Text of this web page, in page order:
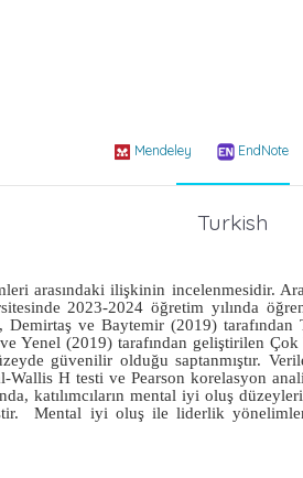
Mendeley EndNote
Turkish
arasındaki ilişkinin incelenmesidir.
2023-2024 öğretim yılında
Demirtaş ve Baytemir (2019)
Yenel (2019) tarafından geliştirilen
güvenilir olduğu saptanmıştır.
H testi ve Pearson korelasyon
katılımcıların mental iyi oluş
Mental iyi oluş ile liderlik